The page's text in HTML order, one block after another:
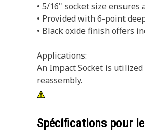
• 5/16" socket size
• Provided with 6-point
• Black oxide finish offers
Applications:
An Impact Socket is
reassembly.
Spécifications pour